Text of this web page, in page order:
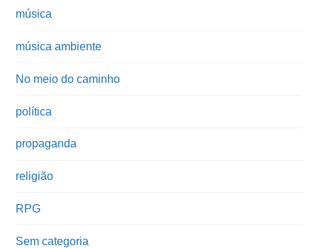
música
música ambiente
No meio do caminho
política
propaganda
religião
RPG
Sem categoria